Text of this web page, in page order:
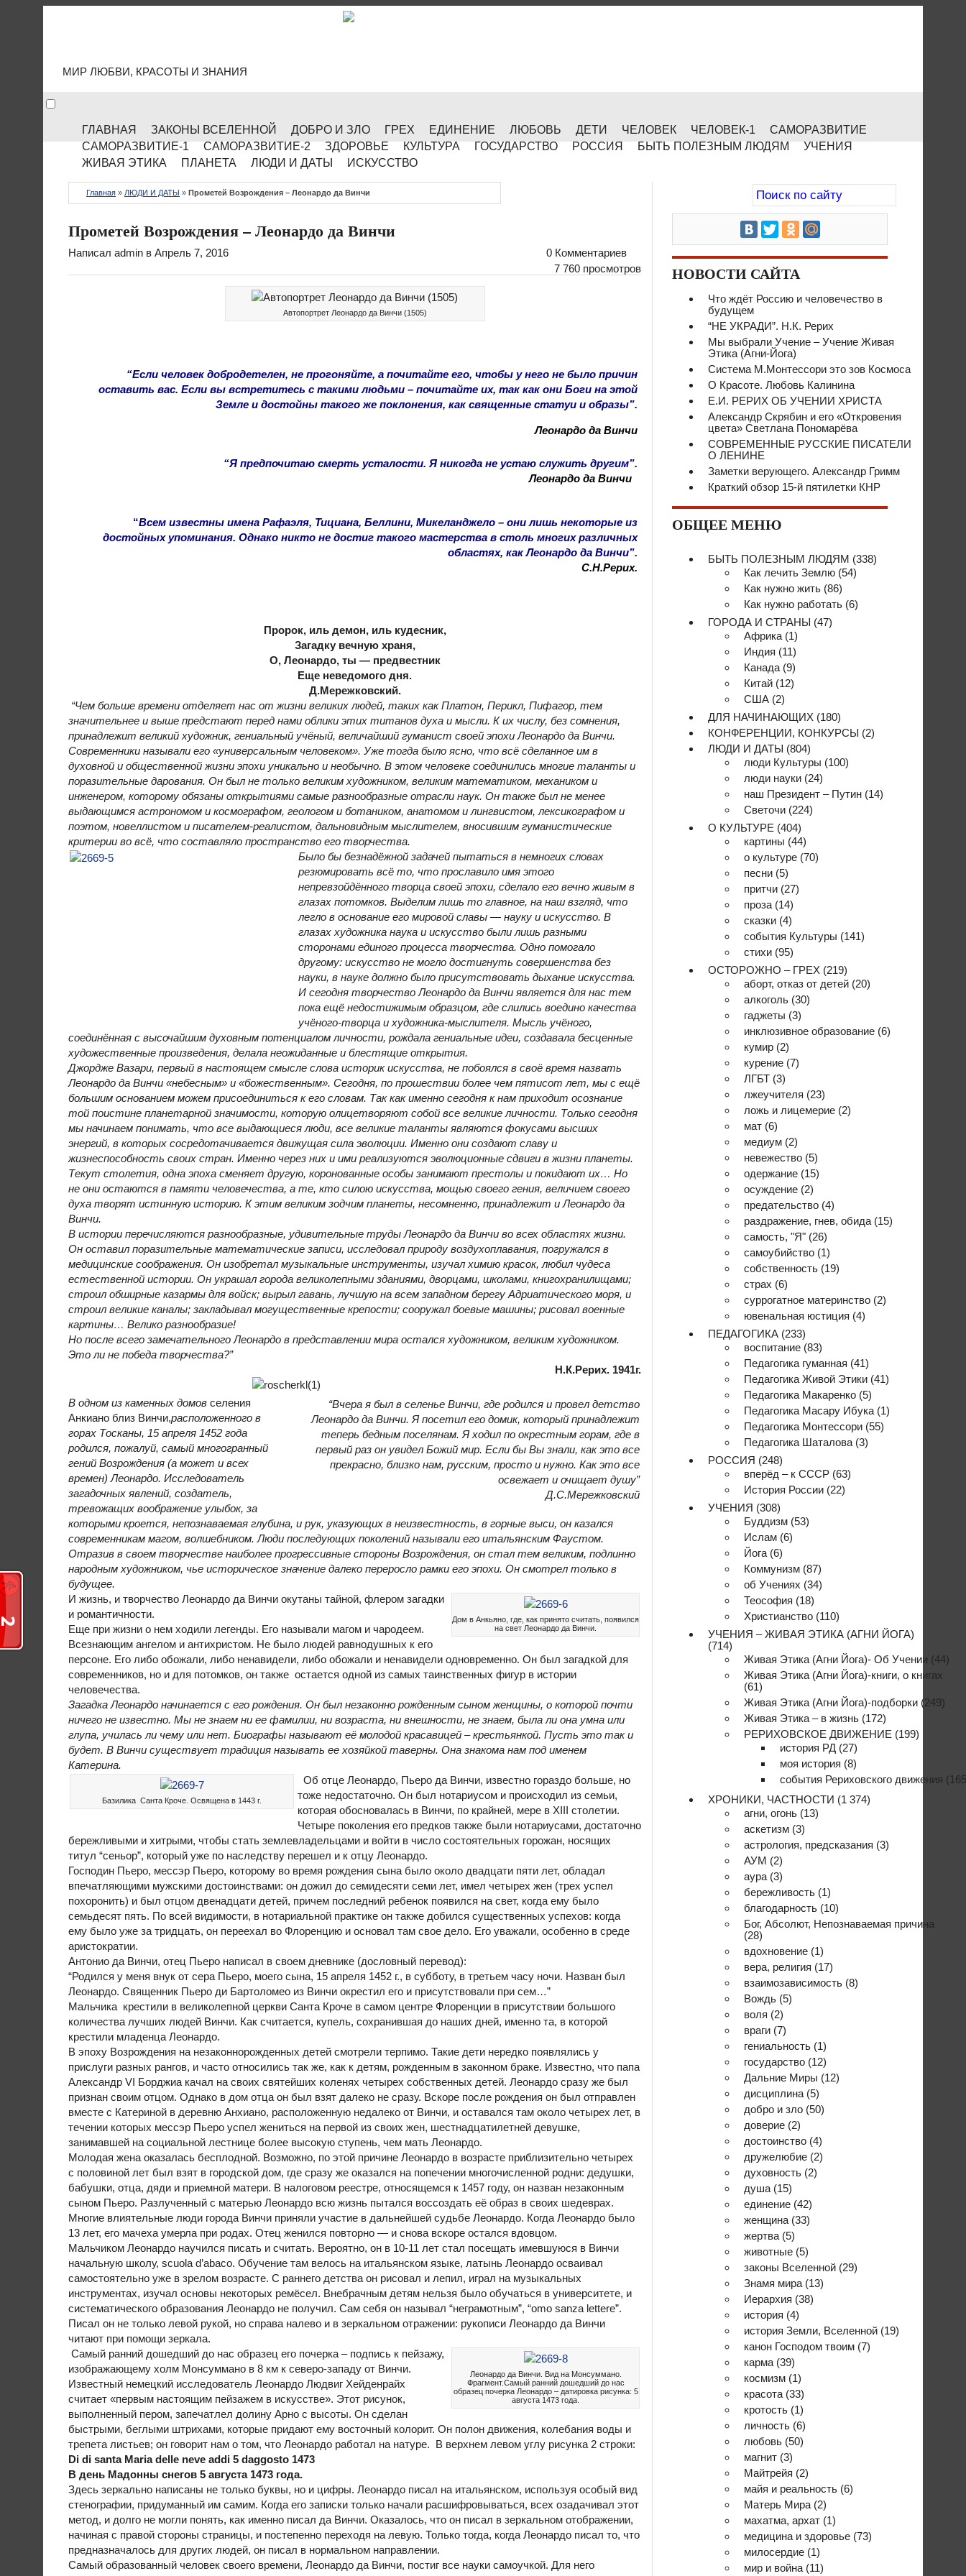
МИР ЛЮБВИ, КРАСОТЫ И ЗНАНИЯ
ГЛАВНАЯ ЗАКОНЫ ВСЕЛЕННОЙ ДОБРО И ЗЛО ГРЕХ ЕДИНЕНИЕ ЛЮБОВЬ ДЕТИ ЧЕЛОВЕК ЧЕЛОВЕК-1
САМОРАЗВИТИЕ
САМОРАЗВИТИЕ-1
САМОРАЗВИТИЕ-2 ЗДОРОВЬЕ КУЛЬТУРА ГОСУДАРСТВО РОССИЯ БЫТЬ ПОЛЕЗНЫМ ЛЮДЯМ
УЧЕНИЯ
ЖИВАЯ ЭТИКА
ПЛАНЕТА ЛЮДИ И ДАТЫ ИСКУССТВО
Главная » ЛЮДИ И ДАТЫ » Прометей Возрождения – Леонардо да Винчи
Прометей Возрождения – Леонардо да Винчи
Написал admin в Апрель 7, 2016
0 Комментариев
7 760 просмотров
Автопортрет Леонардо да Винчи (1505)
“Если человек добродетелен, не прогоняйте, а почитайте его, чтобы у него не было причин
оставить вас. Если вы встретитесь с такими людьми – почитайте их, так как они Боги на этой
Земле и достойны такого же поклонения, как священные статуи и образы”.
Леонардо да Винчи
“Я предпочитаю смерть усталости. Я никогда не устаю служить другим”.
Леонардо да Винчи
“Всем известны имена Рафаэля, Тициана, Беллини, Микеланджело – они лишь некоторые из
достойных упоминания. Однако никто не достиг такого мастерства в столь многих различных
областях, как Леонардо да Винчи”.
С.Н.Рерих.
Пророк, иль демон, иль кудесник,
Загадку вечную храня,
О, Леонардо, ты — предвестник
Еще неведомого дня.
Д.Мережковский.
“Чем больше времени отделяет нас от жизни великих людей, таких как Платон, Перикл, Пифагор, тем
значительнее и выше предстают перед нами облики этих титанов духа и мысли. К их числу, без сомнения,
принадлежит великий художник, гениальный учёный, величайший гуманист своей эпохи Леонардо да Винчи.
Современники называли его «универсальным человеком». Уже тогда было ясно, что всё сделанное им в
духовной и общественной жизни эпохи уникально и необычно. В этом человеке соединились многие таланты и
поразительные дарования. Он был не только великим художником, великим математиком, механиком и
инженером, которому обязаны открытиями самые разнообразные отрасли наук. Он также был не менее
выдающимся астрономом и космографом, геологом и ботаником, анатомом и лингвистом, лексикографом и
поэтом, новеллистом и писателем-реалистом, дальновидным мыслителем, вносившим гуманистические
критерии во всё, что составляло пространство его творчества.
Было бы безнадёжной задачей пытаться в немногих словах
резюмировать всё то, что прославило имя этого
непревзойдённого творца своей эпохи, сделало его вечно живым в
глазах потомков. Выделим лишь то главное, на наш взгляд, что
легло в основание его мировой славы — науку и искусство. В
глазах художника наука и искусство были лишь разными
сторонами единого процесса творчества. Одно помогало
другому: искусство не могло достигнуть совершенства без
науки, в науке должно было присутствовать дыхание искусства.
И сегодня творчество Леонардо да Винчи является для нас тем
пока ещё недостижимым образцом, где слились воедино качества
учёного-творца и художника-мыслителя. Мысль учёного,
соединённая с высочайшим духовным потенциалом личности, рождала гениальные идеи, создавала бесценные
художественные произведения, делала неожиданные и блестящие открытия.
Джордже Вазари, первый в настоящем смысле слова историк искусства, не побоялся в своё время назвать
Леонардо да Винчи «небесным» и «божественным». Сегодня, по прошествии более чем пятисот лет, мы с ещё
большим основанием можем присоединиться к его словам. Так как именно сегодня к нам приходит осознание
той поистине планетарной значимости, которую олицетворяют собой все великие личности. Только сегодня
мы начинаем понимать, что все выдающиеся люди, все великие таланты являются фокусами высших
энергий, в которых сосредотачивается движущая сила эволюции. Именно они создают славу и
жизнеспособность своих стран. Именно через них и ими реализуются эволюционные сдвиги в жизни планеты.
Текут столетия, одна эпоха сменяет другую, коронованные особы занимают престолы и покидают их… Но
не они остаются в памяти человечества, а те, кто силою искусства, мощью своего гения, величием своего
духа творят истинную историю. К этим великим зодчим планеты, несомненно, принадлежит и Леонардо да
Винчи.
В истории перечисляются разнообразные, удивительные труды Леонардо да Винчи во всех областях жизни.
Он оставил поразительные математические записи, исследовал природу воздухоплавания, погружался в
медицинские соображения. Он изобретал музыкальные инструменты, изучал химию красок, любил чудеса
естественной истории. Он украшал города великолепными зданиями, дворцами, школами, книгохранилищами;
строил обширные казармы для войск; вырыл гавань, лучшую на всем западном берегу Адриатического моря, и
строил великие каналы; закладывал могущественные крепости; сооружал боевые машины; рисовал военные
картины… Велико разнообразие!
Но после всего замечательного Леонардо в представлении мира остался художником, великим художником.
Это ли не победа творчества?”
Н.К.Рерих. 1941г.
“Вчера я был в селенье Винчи, где родился и провел детство
Леонардо да Винчи. Я посетил его домик, который принадлежит
теперь бедным поселянам. Я ходил по окрестным горам, где в
первый раз он увидел Божий мир. Если бы Вы знали, как это все
прекрасно, близко нам, русским, просто и нужно. Как это все
освежает и очищает душу”
Д.С.Мережковский
В одном из каменных домов селения
Анкиано близ Винчи,расположенного в
горах Тосканы, 15 апреля 1452 года
родился, пожалуй, самый многогранный
гений Возрождения (а может и всех
времен) Леонардо. Исследователь
загадочных явлений, создатель,
тревожащих воображение улыбок, за
которыми кроется, непознаваемая глубина, и рук, указующих в неизвестность, в горные выси, он казался
современникам магом, волшебником. Люди последующих поколений называли его итальянским Фаустом.
Отразив в своем творчестве наиболее прогрессивные стороны Возрождения, он стал тем великим, подлинно
народным художником, чье историческое значение далеко переросло рамки его эпохи. Он смотрел только в
будущее.
Дом в Анкьяно, где, как принято считать, появился
на свет Леонардо да Винчи.
И жизнь, и творчество Леонардо да Винчи окутаны тайной, флером загадки
и романтичности.
Еще при жизни о нем ходили легенды. Его называли магом и чародеем.
Всезнающим ангелом и антихристом. Не было людей равнодушных к его
персоне. Его либо обожали, либо ненавидели, либо обожали и ненавидели одновременно. Он был загадкой для
современников, но и для потомков, он также остается одной из самых таинственных фигур в истории
человечества.
Загадка Леонардо начинается с его рождения. Он был незаконно рожденным сыном женщины, о которой почти
ничего не известно. Мы не знаем ни ее фамилии, ни возраста, ни внешности, не знаем, была ли она умна или
глупа, училась ли чему или нет. Биографы называют её молодой красавицей – крестьянкой. Пусть это так и
будет. В Винчи существует традиция называть ее хозяйкой таверны. Она знакома нам под именем
Катерина.
Базилика Санта Кроче. Освящена в 1443 г.
Об отце Леонардо, Пьеро да Винчи, известно гораздо больше, но
тоже недостаточно. Он был нотариусом и происходил из семьи,
которая обосновалась в Винчи, по крайней, мере в XIII столетии.
Четыре поколения его предков также были нотариусами, достаточно
бережливыми и хитрыми, чтобы стать землевладельцами и войти в число состоятельных горожан, носящих
титул “сеньор”, который уже по наследству перешел и к отцу Леонардо.
Господин Пьеро, мессэр Пьеро, которому во время рождения сына было около двадцати пяти лет, обладал
впечатляющими мужскими достоинствами: он дожил до семидесяти семи лет, имел четырех жен (трех успел
похоронить) и был отцом двенадцати детей, причем последний ребенок появился на свет, когда ему было
семьдесят пять. По всей видимости, в нотариальной практике он также добился существенных успехов: когда
ему было уже за тридцать, он переехал во Флоренцию и основал там свое дело. Его уважали, особенно в среде
аристократии.
Антонио да Винчи, отец Пьеро написал в своем дневнике (дословный перевод):
“Родился у меня внук от сера Пьеро, моего сына, 15 апреля 1452 г., в субботу, в третьем часу ночи. Назван был
Леонардо. Священник Пьеро ди Бартоломео из Винчи окрестил его и присутствовали при сем…”
Мальчика крестили в великолепной церкви Санта Кроче в самом центре Флоренции в присутствии большого
количества лучших людей Винчи. Как считается, купель, сохранившая до наших дней, именно та, в которой
крестили младенца Леонардо.
В эпоху Возрождения на незаконнорожденных детей смотрели терпимо. Такие дети нередко появлялись у
прислуги разных рангов, и часто относились так же, как к детям, рожденным в законном браке. Известно, что папа
Александр VI Борджиа качал на своих святейших коленях четырех собственных детей. Леонардо сразу же был
признан своим отцом. Однако в дом отца он был взят далеко не сразу. Вскоре после рождения он был отправлен
вместе с Катериной в деревню Анхиано, расположенную недалеко от Винчи, и оставался там около четырех лет, в
течении которых мессэр Пьеро успел жениться на первой из своих жен, шестнадцатилетней девушке,
занимавшей на социальной лестнице более высокую ступень, чем мать Леонардо.
Молодая жена оказалась бесплодной. Возможно, по этой причине Леонардо в возрасте приблизительно четырех
с половиной лет был взят в городской дом, где сразу же оказался на попечении многочисленной родни: дедушки,
бабушки, отца, дяди и приемной матери. В налоговом реестре, относящемся к 1457 году, он назван незаконным
сыном Пьеро. Разлученный с матерью Леонардо всю жизнь пытался воссоздать её образ в своих шедеврах.
Многие влиятельные люди города Винчи приняли участие в дальнейшей судьбе Леонардо. Когда Леонардо было
13 лет, его мачеха умерла при родах. Отец женился повторно — и снова вскоре остался вдовцом.
Мальчиком Леонардо научился писать и считать. Вероятно, он в 10-11 лет стал посещать имевшуюся в Винчи
начальную школу, scuola d’abaco. Обучение там велось на итальянском языке, латынь Леонардо осваивал
самостоятельно уже в зрелом возрасте. С раннего детства он рисовал и лепил, играл на музыкальных
инструментах, изучал основы некоторых ремёсел. Внебрачным детям нельзя было обучаться в университете, и
систематического образования Леонардо не получил. Сам себя он называл “неграмотным”, “omo sanza lettere”.
Писал он не только левой рукой, но справа налево и в зеркальном отражении: рукописи Леонардо да Винчи
читают при помощи зеркала.
Леонардо да Винчи. Вид на Монсуммано.
Фрагмент.Самый ранний дошедший до нас
образец почерка Леонардо – датировка рисунка: 5
августа 1473 года.
Самый ранний дошедший до нас образец его почерка – подпись к пейзажу,
изображающему холм Монсуммано в 8 км к северо-западу от Винчи.
Известный немецкий исследователь Леонардо Людвиг Хейденрайх
считает «первым настоящим пейзажем в искусстве». Этот рисунок,
выполненный пером, запечатлел долину Арно с высоты. Он сделан
быстрыми, беглыми штрихами, которые придают ему восточный колорит. Он полон движения, колебания воды и
трепета листьев; он говорит нам о том, что Леонардо работал на натуре. В верхнем левом углу рисунка 2 строки:
Di di santa Maria delle neve addi 5 daggosto 1473
В день Мадонны снегов 5 августа 1473 года.
Здесь зеркально написаны не только буквы, но и цифры. Леонардо писал на итальянском, используя особый вид
стенографии, придуманный им самим. Когда его записки только начали расшифровываться, всех озадачивал этот
метод, и долго не могли понять, как именно писал да Винчи. Оказалось, что он писал в зеркальном отображении,
начиная с правой стороны страницы, и постепенно переходя на левую. Только тогда, когда Леонардо писал то, что
предназначалось для других людей, он писал в нормальном направлении.
Самый образованный человек своего времени, Леонардо да Винчи, постиг все науки самоучкой. Для него
НОВОСТИ САЙТА
Что ждёт Россию и человечество в
будущем
“НЕ УКРАДИ”. Н.К. Рерих
Мы выбрали Учение – Учение Живая
Этика (Агни-Йога)
Система М.Монтессори это зов Космоса
О Красоте. Любовь Калинина
Е.И. РЕРИХ ОБ УЧЕНИИ ХРИСТА
Александр Скрябин и его «Откровения
цвета» Светлана Пономарёва
СОВРЕМЕННЫЕ РУССКИЕ ПИСАТЕЛИ
О ЛЕНИНЕ
Заметки верующего. Александр Гримм
Краткий обзор 15-й пятилетки КНР
ОБЩЕЕ МЕНЮ
БЫТЬ ПОЛЕЗНЫМ ЛЮДЯМ (338)
Как лечить Землю (54)
Как нужно жить (86)
Как нужно работать (6)
ГОРОДА И СТРАНЫ (47)
Африка (1)
Индия (11)
Канада (9)
Китай (12)
США (2)
ДЛЯ НАЧИНАЮЩИХ (180)
КОНФЕРЕНЦИИ, КОНКУРСЫ (2)
ЛЮДИ И ДАТЫ (804)
люди Культуры (100)
люди науки (24)
наш Президент – Путин (14)
Светочи (224)
О КУЛЬТУРЕ (404)
картины (44)
о культуре (70)
песни (5)
притчи (27)
проза (14)
сказки (4)
события Культуры (141)
стихи (95)
ОСТОРОЖНО – ГРЕХ (219)
аборт, отказ от детей (20)
алкоголь (30)
гаджеты (3)
инклюзивное образование (6)
кумир (2)
курение (7)
ЛГБТ (3)
лжеучителя (23)
ложь и лицемерие (2)
мат (6)
медиум (2)
невежество (5)
одержание (15)
осуждение (2)
предательство (4)
раздражение, гнев, обида (15)
самость, "Я" (26)
самоубийство (1)
собственность (19)
страх (6)
суррогатное материнство (2)
ювенальная юстиция (4)
ПЕДАГОГИКА (233)
воспитание (83)
Педагогика гуманная (41)
Педагогика Живой Этики (41)
Педагогика Макаренко (5)
Педагогика Масару Ибука (1)
Педагогика Монтессори (55)
Педагогика Шаталова (3)
РОССИЯ (248)
вперёд – к СССР (63)
История России (22)
УЧЕНИЯ (308)
Буддизм (53)
Ислам (6)
Йога (6)
Коммунизм (87)
об Учениях (34)
Теософия (18)
Христианство (110)
УЧЕНИЯ – ЖИВАЯ ЭТИКА (АГНИ ЙОГА)
(714)
Живая Этика (Агни Йога)- Об Учении (44)
Живая Этика (Агни Йога)-книги, о книгах
(61)
Живая Этика (Агни Йога)-подборки (249)
Живая Этика – в жизнь (172)
РЕРИХОВСКОЕ ДВИЖЕНИЕ (199)
история РД (27)
моя история (8)
события Рериховского движения
ХРОНИКИ, ЧАСТНОСТИ (1 374)
агни, огонь (13)
аскетизм (3)
астрология, предсказания (3)
АУМ (2)
аура (3)
бережливость (1)
благодарность (10)
Бог, Абсолют, Непознаваемая причина
(28)
вдохновение (1)
вера, религия (17)
взаимозависимость (8)
Вождь (5)
воля (2)
враги (7)
гениальность (1)
государство (12)
Дальние Миры (12)
дисциплина (5)
добро и зло (50)
доверие (2)
достоинство (4)
дружелюбие (2)
духовность (2)
душа (15)
единение (42)
женщина (33)
жертва (5)
животные (5)
законы Вселенной (29)
Знамя мира (13)
Иерархия (38)
история (4)
история Земли, Вселенной (19)
канон Господом твоим (7)
карма (39)
космизм (1)
красота (33)
кротость (1)
личность (6)
любовь (50)
магнит (3)
Майтрейя (2)
майя и реальность (6)
Матерь Мира (2)
махатма, архат (1)
медицина и здоровье (73)
милосердие (1)
мир и война (11)